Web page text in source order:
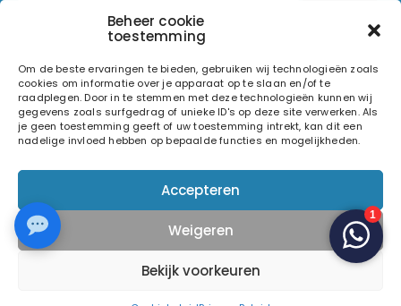
Beheer cookie
toestemming
Om de beste ervaringen te bieden, gebruiken wij technologieën zoals
cookies om informatie over je apparaat op te slaan en/of te
raadplegen. Door in te stemmen met deze technologieën kunnen wij
gegevens zoals surfgedrag of unieke ID's op deze site verwerken. Als
je geen toestemming geeft of uw toestemming intrekt, kan dit een
nadelige invloed hebben op bepaalde functies en mogelijkheden.
Accepteren
Weigeren
Bekijk voorkeuren
© 2026 Light and Sound Factory. Alle rechten voorbehouden.
Volg ons op